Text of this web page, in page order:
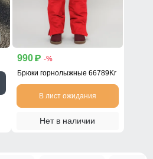
990 p -%
Брюки горнолыжные 66789Kr
В лист ожидания
Нет в наличии